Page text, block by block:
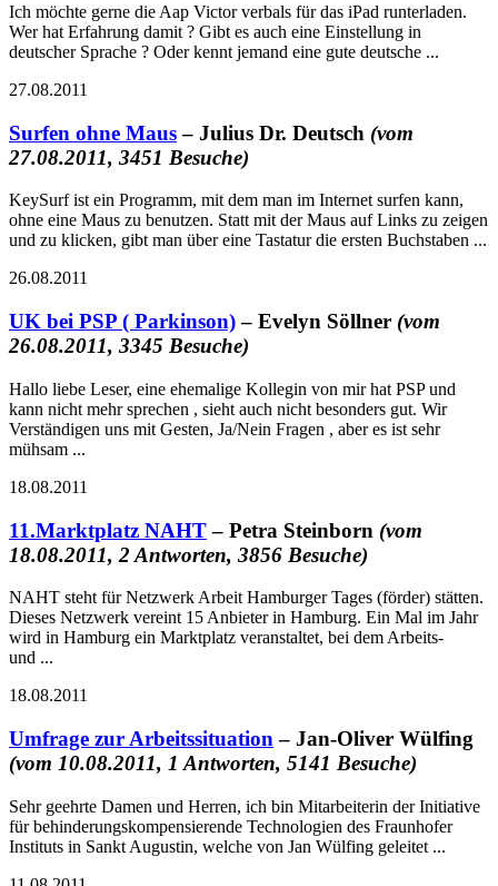
Ich möchte gerne die Aap Victor verbals für das iPad runterladen.
Wer hat Erfahrung damit ? Gibt es auch eine Einstellung in
deutscher Sprache ? Oder kennt jemand eine gute deutsche ...
27.08.2011
Surfen ohne Maus– Julius Dr. Deutsch (vom
27.08.2011, 3451 Besuche)
KeySurf ist ein Programm, mit dem man im Internet surfen kann,
ohne eine Maus zu benutzen. Statt mit der Maus auf Links zu zeigen
und zu klicken, gibt man über eine Tastatur die ersten Buchstaben ...
26.08.2011
UK bei PSP ( Parkinson)– Evelyn Söllner (vom
26.08.2011, 3345 Besuche)
Hallo liebe Leser, eine ehemalige Kollegin von mir hat PSP und
kann nicht mehr sprechen , sieht auch nicht besonders gut. Wir
Verständigen uns mit Gesten, Ja/Nein Fragen , aber es ist sehr
mühsam ...
18.08.2011
11.Marktplatz NAHT– Petra Steinborn (vom
18.08.2011, 2 Antworten, 3856 Besuche)
NAHT steht für Netzwerk Arbeit Hamburger Tages (förder) stätten.
Dieses Netzwerk vereint 15 Anbieter in Hamburg. Ein Mal im Jahr
wird in Hamburg ein Marktplatz veranstaltet, bei dem Arbeits-
und ...
18.08.2011
Umfrage zur Arbeitssituation – Jan-Oliver Wülfing
(vom 10.08.2011, 1 Antworten, 5141 Besuche)
Sehr geehrte Damen und Herren, ich bin Mitarbeiterin der Initiative
für behinderungskompensierende Technologien des Fraunhofer
Instituts in Sankt Augustin, welche von Jan Wülfing geleitet ...